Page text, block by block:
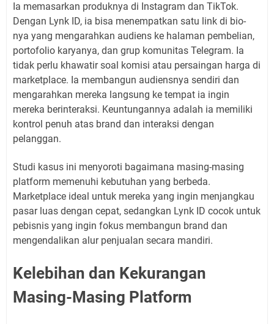
Ia memasarkan produknya di Instagram dan TikTok.
Dengan Lynk ID, ia bisa menempatkan satu link di bio-
nya yang mengarahkan audiens ke halaman pembelian,
portofolio karyanya, dan grup komunitas Telegram. Ia
tidak perlu khawatir soal komisi atau persaingan harga di
marketplace. Ia membangun audiensnya sendiri dan
mengarahkan mereka langsung ke tempat ia ingin
mereka berinteraksi. Keuntungannya adalah ia memiliki
kontrol penuh atas brand dan interaksi dengan
pelanggan.
Studi kasus ini menyoroti bagaimana masing-masing
platform memenuhi kebutuhan yang berbeda.
Marketplace ideal untuk mereka yang ingin menjangkau
pasar luas dengan cepat, sedangkan Lynk ID cocok untuk
pebisnis yang ingin fokus membangun brand dan
mengendalikan alur penjualan secara mandiri.
Kelebihan dan Kekurangan
Masing-Masing Platform